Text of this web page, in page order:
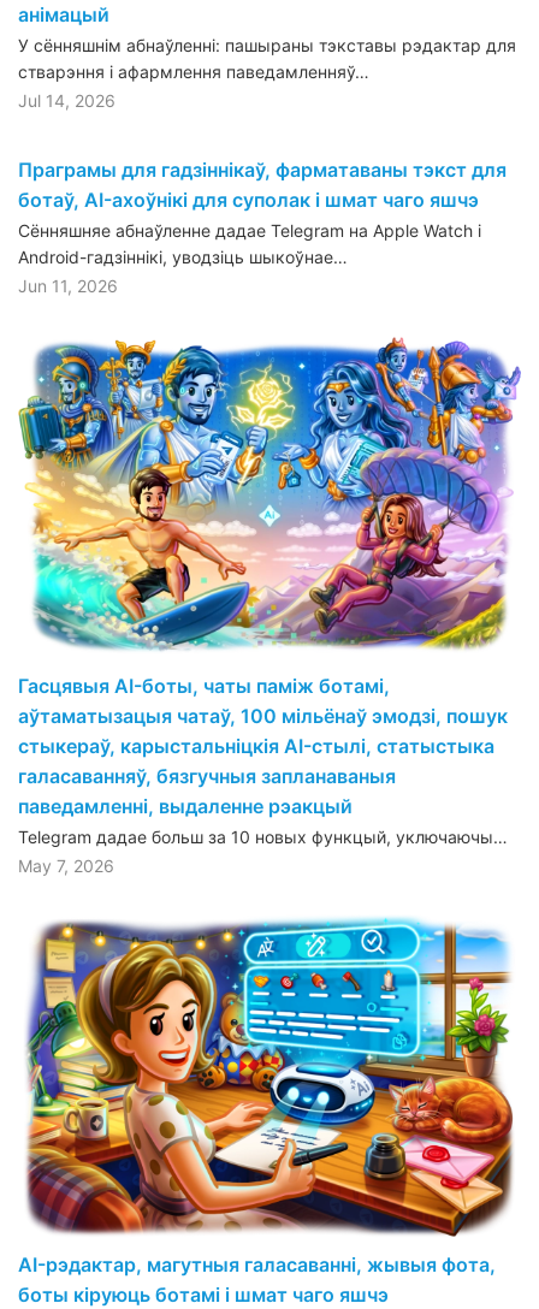
анімацый
У сённяшнім абнаўленні: пашыраны тэкставы рэдактар для
стварэння і афармлення паведамленняў…
Jul 14, 2026
Праграмы для гадзіннікаў, фарматаваны тэкст для
ботаў, AI-ахоўнікі для суполак і шмат чаго яшчэ
Сённяшняе абнаўленне дадае Telegram на Apple Watch і
Android-гадзіннікі, уводзіць шыкоўнае…
Jun 11, 2026
Гасцявыя AI-боты, чаты паміж ботамі,
аўтаматызацыя чатаў, 100 мільёнаў эмодзі, пошук
стыкераў, карыстальніцкія AI-стылі, статыстыка
галасаванняў, бязгучныя запланаваныя
паведамленні, выдаленне рэакцый
Telegram дадае больш за 10 новых функцый, уключаючы…
May 7, 2026
AI-рэдактар, магутныя галасаванні, жывыя фота,
боты кіруюць ботамі і шмат чаго яшчэ